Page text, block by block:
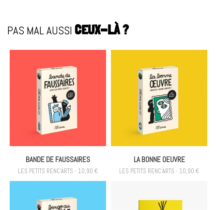
PAS MAL AUSSI CEUX-LÀ ?
BANDE DE FAUSSAIRES
LES PETITS RENC'ARTS - 10,90 €
LA BONNE OEUVRE
LES PETITS RENC'ARTS - 10,90 €